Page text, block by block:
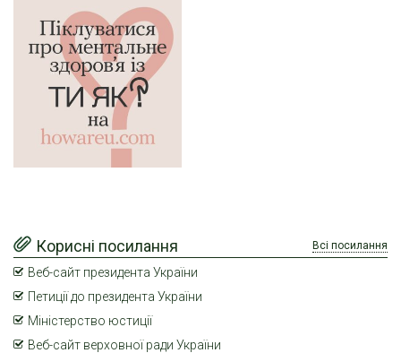
Корисні посилання Всі посилання
Веб-сайт президента України
Петиції до президента України
Міністерство юстиції
Веб-сайт верховної ради України